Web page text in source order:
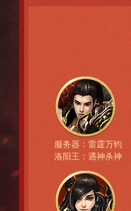
服务器：雷霆万钧
洛阳王：遇神杀神